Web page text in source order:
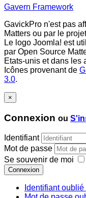
Gavern Framework
GavickPro n'est pas
Matters ou par le
Le logo Joomla! est
par Open Source
Etats-unis et dans les
Icônes provenant de
3.0.
×
Connexion ou
Identifiant
Mot de passe
Se souvenir de moi
Connexion
Identifiant oublié